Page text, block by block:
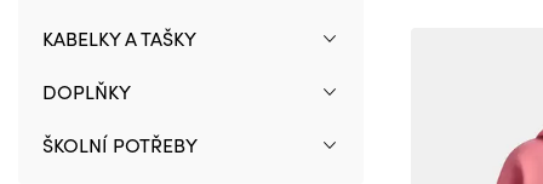
KABELKY A TAŠKY
DOPLŇKY
ŠKOLNÍ POTŘEBY